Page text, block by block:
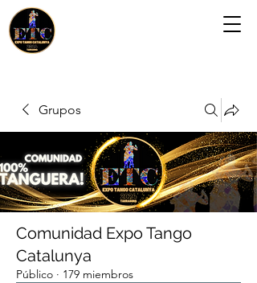
Grupos
Comunidad Expo Tango
Catalunya
Público · 179 miembros